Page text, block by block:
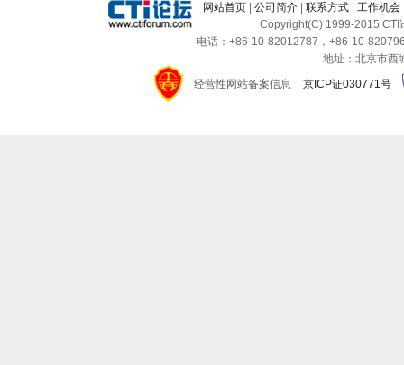
网站首页 公司简介 联系方式 工作机会
Copyright(C) 1999-2015 CTI
电话：+86-10-82012787，+86-10-
地址：北京市西
经营性网站备案信息
京ICP证030771号